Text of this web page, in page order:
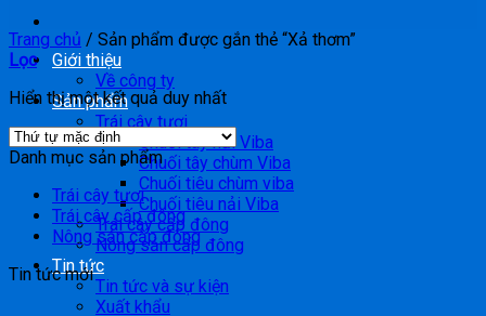
Giới thiệu
Về công ty
Sản phẩm
Trái cây tươi
Chuối tây nải Viba
Chuối tây chùm Viba
Chuối tiêu chùm viba
Chuối tiêu nải Viba
Trái cây cấp đông
Nông sản cấp đông
Tin tức
Tin tức và sự kiện
Xuất khẩu
Trang chủ / Sản phẩm được gắn thẻ “Xả thơm”
Lọc
Hiển thị một kết quả duy nhất
Danh mục sản phẩm
Trái cây tươi
Trái cây cấp đông
Nông sản cấp đông
Tin tức mới